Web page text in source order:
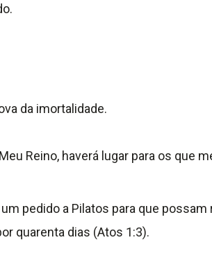
da imortalidade.
Reino, haverá lugar para os que
pedido a Pilatos para que
quarenta dias (Atos 1:3).